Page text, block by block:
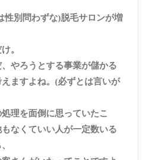
性別問わずな)脱毛サロンが増
け。
やろうとする事業が儲かる
ますよね。(必ずとは言いが
理を面倒に思っていたこ
なくていい人が一定数いる